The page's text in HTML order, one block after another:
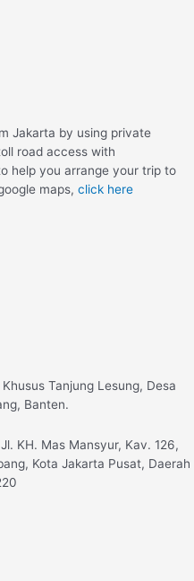
Jakarta by using private
road access with
help you arrange your trip to
maps, click here
Tanjung Lesung, Desa
Banten.
KH. Mas Mansyur, Kav. 126,
Kota Jakarta Pusat, Daerah